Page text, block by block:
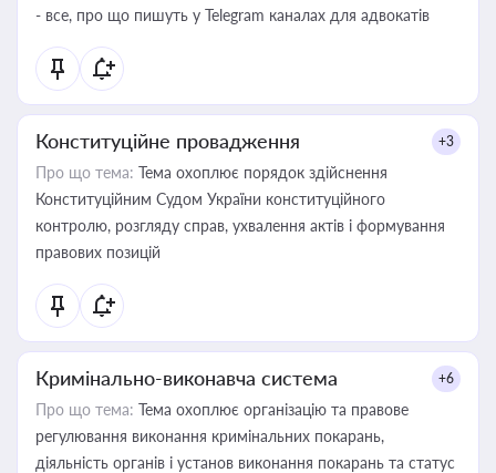
- все, про що пишуть у Telegram каналах для адвокатів
Конституційне провадження +3
Про що тема: Тема охоплює порядок здійснення
Конституційним Судом України конституційного
контролю, розгляду справ, ухвалення актів і формування
правових позицій
Кримінально-виконавча система +6
Про що тема: Тема охоплює організацію та правове
регулювання виконання кримінальних покарань,
діяльність органів і установ виконання покарань та статус